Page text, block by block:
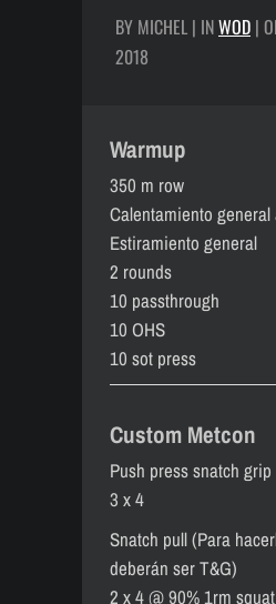
BY MICHEL | INWOD |
2018
Warmup
350 m row
Calentamiento
Estiramiento general
2 rounds
10 passthrough
10 OHS
10 sot press
Custom Metcon
Push press snatch grip
3 x 4
Snatch pull (Para
deberán ser T&G)
2 x 4 @ 90% 1rm